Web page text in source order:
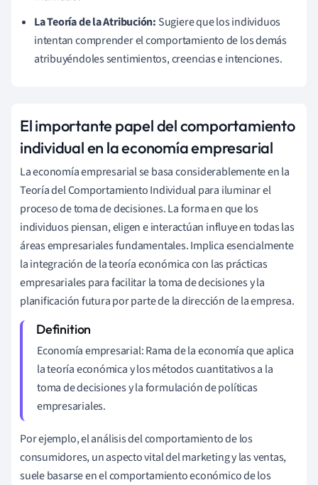
La Teoría de la Atribución: Sugiere que los individuos
intentan comprender el comportamiento de los demás
atribuyéndoles sentimientos, creencias e intenciones.
El importante papel del comportamiento
individual en la economía empresarial
La economía empresarial se basa considerablemente en la
Teoría del Comportamiento Individual para iluminar el
proceso de toma de decisiones. La forma en que los
individuos piensan, eligen e interactúan influye en todas las
áreas empresariales fundamentales. Implica esencialmente
la integración de la teoría económica con las prácticas
empresariales para facilitar la toma de decisiones y la
planificación futura por parte de la dirección de la empresa.
Economía empresarial: Rama de la economía que aplica
la teoría económica y los métodos cuantitativos a la
toma de decisiones y la formulación de políticas
empresariales.
Por ejemplo, el análisis del comportamiento de los
consumidores, un aspecto vital del marketing y las ventas,
suele basarse en el comportamiento económico de los